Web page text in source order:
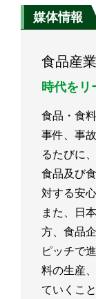
媒体情報
食品産
時代をリ
食品・食
事件、事
るたびに
食品及び
対する安
また、日
方、食品
ピッチで
料の生産
ていくこ